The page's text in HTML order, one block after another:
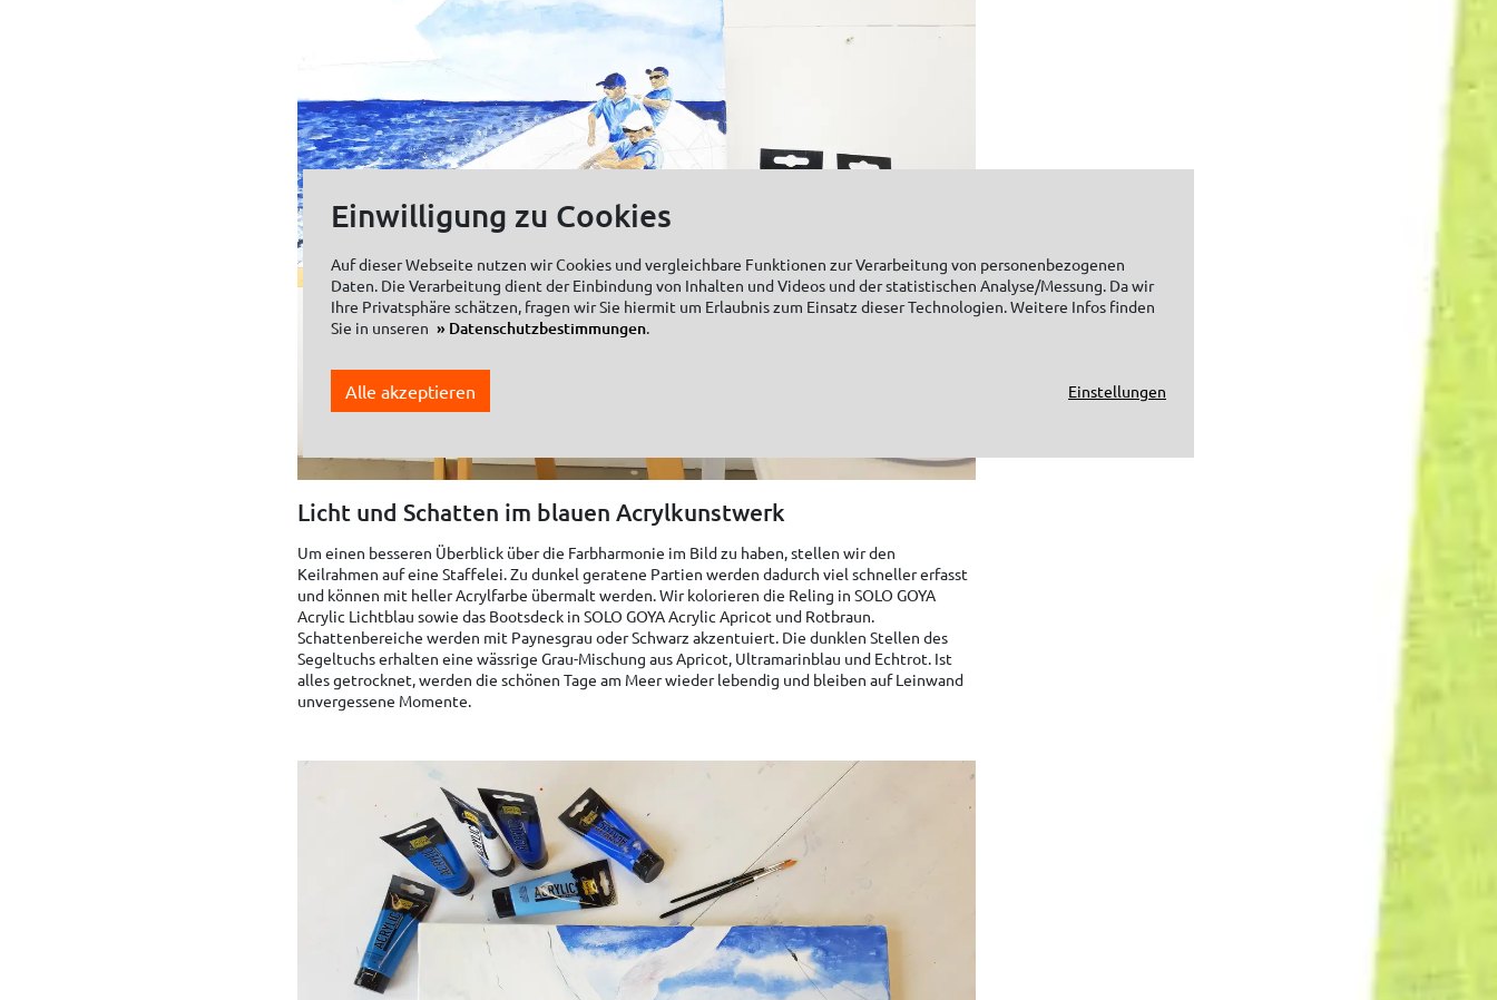
Licht und Schatten im blauen Acrylkunstwerk
Um einen besseren Überblick über die Farbharmonie im Bild zu haben, stellen wir den
Keilrahmen auf eine Staffelei. Zu dunkel geratene Partien werden dadurch viel schneller erfasst
und können mit heller Acrylfarbe übermalt werden. Wir kolorieren die Reling in SOLO GOYA
Acrylic Lichtblau sowie das Bootsdeck in SOLO GOYA Acrylic Apricot und Rotbraun.
Schattenbereiche werden mit Paynesgrau oder Schwarz akzentuiert. Die dunklen Stellen des
Segeltuchs erhalten eine wässrige Grau-Mischung aus Apricot, Ultramarinblau und Echtrot. Ist
alles getrocknet, werden die schönen Tage am Meer wieder lebendig und bleiben auf Leinwand
unvergessene Momente.
Einwilligung zu Cookies
Auf dieser Webseite nutzen wir Cookies und vergleichbare Funktionen zur Verarbeitung von personenbezogenen
Daten. Die Verarbeitung dient der Einbindung von Inhalten und Videos und der statistischen Analyse/Messung. Da wir
Ihre Privatsphäre schätzen, fragen wir Sie hiermit um Erlaubnis zum Einsatz dieser Technologien. Weitere Infos finden
Sie in unseren
Datenschutzbestimmungen.
Alle akzeptieren Einstellungen